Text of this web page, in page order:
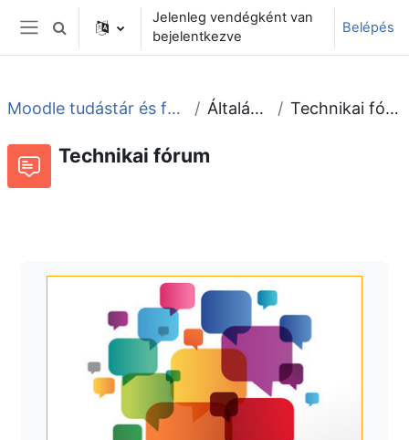
Tovább a fő tartalomhoz
Oldalpanel
Keresési bemeneti adatok váltása
Jelenleg vendégként van
bejelentkezve
Belépés
Moodle tudástár és fórum Általános Technikai fórum
Technikai fórum